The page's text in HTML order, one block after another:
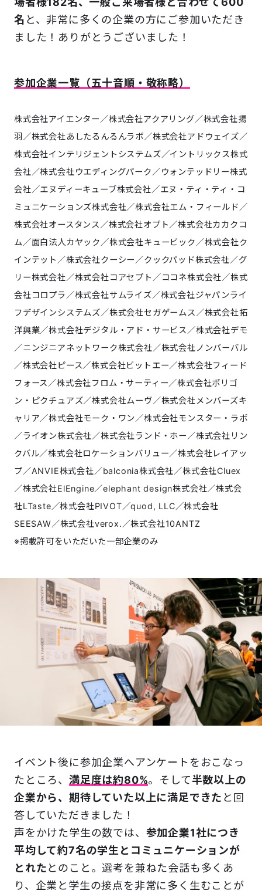
名 と、非常に多くの企業の方にご参加いただき
ました！ありがとうございました！
参加企業一覧（五十音順・敬称略）
株式会社アイエンター／株式会社アクアリング／株式会社揚
羽／株式会社あしたるんるんラボ／株式会社アドウェイズ／
株式会社インテリジェントシステムズ／イントリックス株式
会社／株式会社ウエディングパーク／ウォンテッドリー株式
会社／エヌディーキューブ株式会社／エヌ・ティ・ティ・コ
ミュニケーションズ株式会社／株式会社エム・フィールド／
株式会社オースタンス／株式会社オプト／株式会社カカクコ
ム／面白法人カヤック／株式会社キュービック／株式会社ク
インテット／株式会社クーシー／クックパッド株式会社／グ
リー株式会社／株式会社コアセプト／ココネ株式会社／株式
会社コロプラ／株式会社サムライズ／株式会社ジャパンライ
フデザインシステムズ／株式会社セガゲームス／株式会社拓
洋興業／株式会社デジタル・アド・サービス／株式会社デモ
／ニンジニアネットワーク株式会社／株式会社ノンバーバル
／株式会社ピース／株式会社ビットエー／株式会社フィード
フォース／株式会社フロム・サーティー／株式会社ポリゴ
ン・ピクチュアズ／株式会社ムーヴ／株式会社メンバーズキ
ャリア／株式会社モーク・ワン／株式会社モンスター・ラボ
／ライオン株式会社／株式会社ランド・ホー／株式会社リン
クバル／株式会社ロケーションバリュー／株式会社レイアッ
プ／ANVIE株式会社／balconia株式会社／株式会社Cluex
／株式会社ElEngine／elephant design株式会社／株式会
社LTaste／株式会社PIVOT／quod, LLC／株式会社
SEESAW／株式会社verox.／株式会社10ANTZ
※掲載許可をいただいた一部企業のみ
イベント後に参加企業へアンケートをおこなっ
たところ、 満足度は約80%。そして半数以上の
企業から、期待していた以上に満足できた と回
答していただきました！
声をかけた学生の数では、 参加企業1社につき
平均して約7名の学生とコミュニケーションが
とれたとのこと。選考を兼ねた会話も多くあ
り、企業と学生の接点を非常に多く生むことが